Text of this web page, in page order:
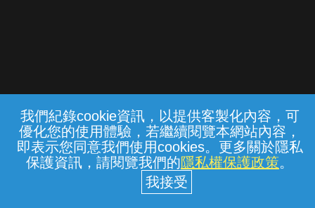
我們紀錄cookie資訊，以提供客製化內容，可
優化您的使用體驗，若繼續閱覽本網站內容，
即表示您同意我們使用cookies。更多關於隱私
保護資訊，請閱覽我們的隱私權保護政策。
常見問題 線上客服 服務條款 隱私權保護
中華電信股份有限公司個人家庭分公司
(統一編號：96979949) © 2026
{{notifyMsg}}